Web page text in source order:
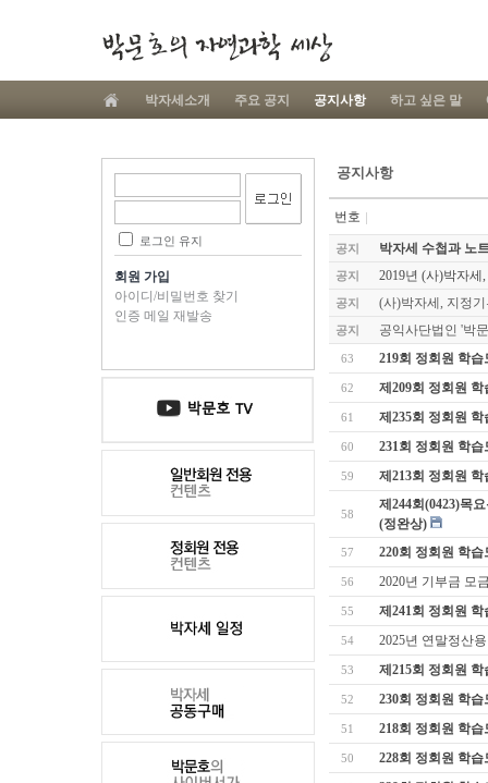
박자세소개 주요 공지 공지사항 하고 싶은 말
로그인 유지
회원 가입
아이디/비밀번호 찾기
인증 메일 재발송
공지사항
번호
공지 박자세 수첩과 노
공지 2019년 (사)박자
공지 (사)박자세, 지정
공지 공익사단법인 '박
63 219회 정회원 학
62 제209회 정회원
61 제235회 정회원
60 231회 정회원 학
59 제213회 정회원
58
제244회(0423)목
(정완상)
57 220회 정회원 학
56 2020년 기부금 모
55 제241회 정회원
54 2025년 연말정산
53 제215회 정회원
52 230회 정회원 학
51 218회 정회원 학
50 228회 정회원 학